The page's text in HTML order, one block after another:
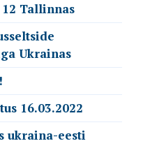
Tallinnas
Ukrainas
16.03.2022
ukraina-eesti